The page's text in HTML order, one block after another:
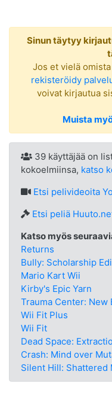
Sinun täytyy
Jos et vielä
rekisteröidy
voivat kirjautua
Muista
39 käyttäjää on
kokoelmiinsa, katso
Etsi pelivideoita
Etsi peliä
Katso myös
Returns
Bully: Scholarship
Mario Kart Wii
Kirby's Epic Yarn
Trauma Center: New
Wii Fit Plus
Wii Fit
Dead Space:
Crash: Mind over
Silent Hill: Shattered